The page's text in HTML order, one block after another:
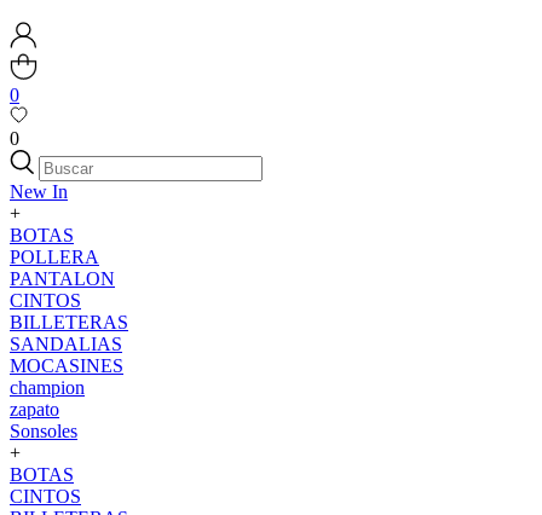
0
0
New In
+
BOTAS
POLLERA
PANTALON
CINTOS
BILLETERAS
SANDALIAS
MOCASINES
champion
zapato
Sonsoles
+
BOTAS
CINTOS